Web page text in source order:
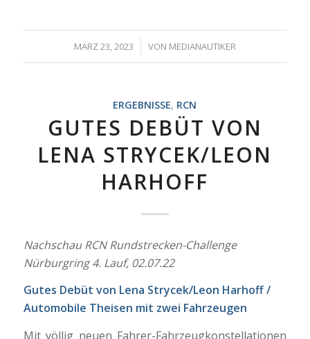
MÄRZ 23, 2023
/ VON MEDIANAUTIKER
ERGEBNISSE, RCN
GUTES DEBÜT VON
LENA STRYCEK/LEON
HARHOFF
Nachschau RCN Rundstrecken-Challenge
Nürburgring 4. Lauf, 02.07.22
Gutes Debüt von Lena Strycek/Leon Harhoff /
Automobile Theisen mit zwei Fahrzeugen
Mit völlig neuen Fahrer-Fahrzeugkonstellationen